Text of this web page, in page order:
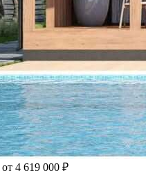
от 4 619 000 ₽